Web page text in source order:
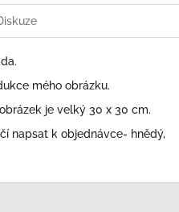
mého obrázku.
je velký 30 x 30 cm.
napsat k objednávce- hnědý,